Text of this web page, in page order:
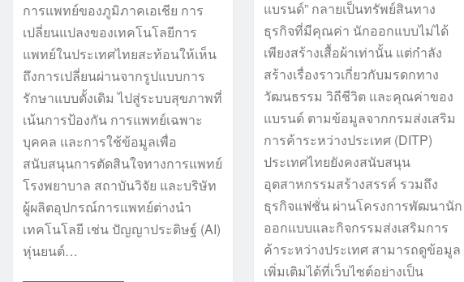
การแพทย์ของภูมิภาคเอเชีย การ
เปลี่ยนแปลงของเทคโนโลยีการ
แพทย์ในประเทศไทยสะท้อนให้เห็น
ถึงการเปลี่ยนผ่านจากรูปแบบการ
รักษาแบบดั้งเดิม ไปสู่ระบบสุขภาพที่
เน้นการป้องกัน การแพทย์เฉพาะ
บุคคล และการใช้ข้อมูลเพื่อ
สนับสนุนการตัดสินใจทางการแพทย์
โรงพยาบาล สถาบันวิจัย และบริษัท
ผู้ผลิตอุปกรณ์การแพทย์ต่างนำ
เทคโนโลยี เช่น ปัญญาประดิษฐ์ (AI)
หุ่นยนต์…
แบรนด์” กลายเป็นทรัพย์สินทาง
ธุรกิจที่มีคุณค่า นักออกแบบไม่ได้
เพียงสร้างเสื้อผ้าเท่านั้น แต่กำลัง
สร้างเรื่องราวเกี่ยวกับมรดกทาง
วัฒนธรรม วิถีชีวิต และคุณค่าของ
แบรนด์ ตามข้อมูลจากกรมส่งเสริม
การค้าระหว่างประเทศ (DITP)
ประเทศไทยยังคงสนับสนุน
อุตสาหกรรมสร้างสรรค์ รวมถึง
ธุรกิจแฟชั่น ผ่านโครงการพัฒนานัก
ออกแบบและกิจกรรมส่งเสริมการ
ค้าระหว่างประเทศ สามารถดูข้อมูล
เพิ่มเติมได้ที่เว็บไซต์อย่างเป็น